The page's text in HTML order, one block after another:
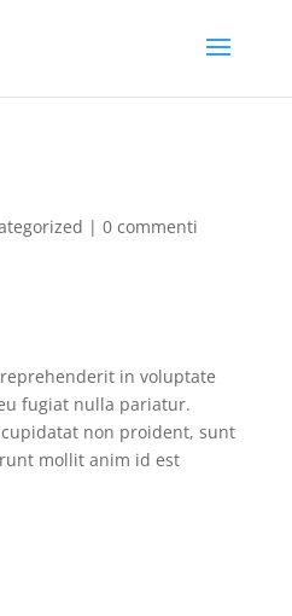
| 0 commenti
in voluptate
fugiat nulla pariatur.
non proident, sunt
mollit anim id est